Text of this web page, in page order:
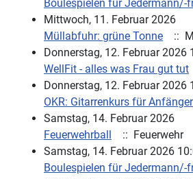
Boulespielen für Jedermann/-
Mittwoch, 11. Februar 2026
Müllabfuhr: grüne Tonne
::
Donnerstag, 12. Februar 2026
WellFit - alles was Frau gut tut
Donnerstag, 12. Februar 2026
OKR: Gitarrenkurs für Anfänger
Samstag, 14. Februar 2026
Feuerwehrball
:: Feuerwehr
Samstag, 14. Februar 2026
Boulespielen für Jedermann/-